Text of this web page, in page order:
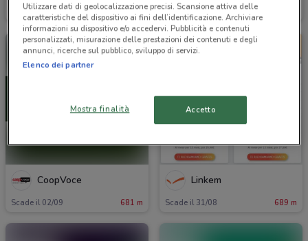
Scade il 31/08 640 m Scade il 31/08
CoopVoce
Scade il 02/09 681 m
Linkem
Scade il 31/08 689 m
Utilizzare dati di geolocalizzazione precisi. Scansione attiva delle
caratteristiche del dispositivo ai fini dell’identificazione. Archiviare
informazioni su dispositivo e/o accedervi. Pubblicità e contenuti
personalizzati, misurazione delle prestazioni dei contenuti e degli
annunci, ricerche sul pubblico, sviluppo di servizi.
Elenco dei partner
Mostra finalità Accetto